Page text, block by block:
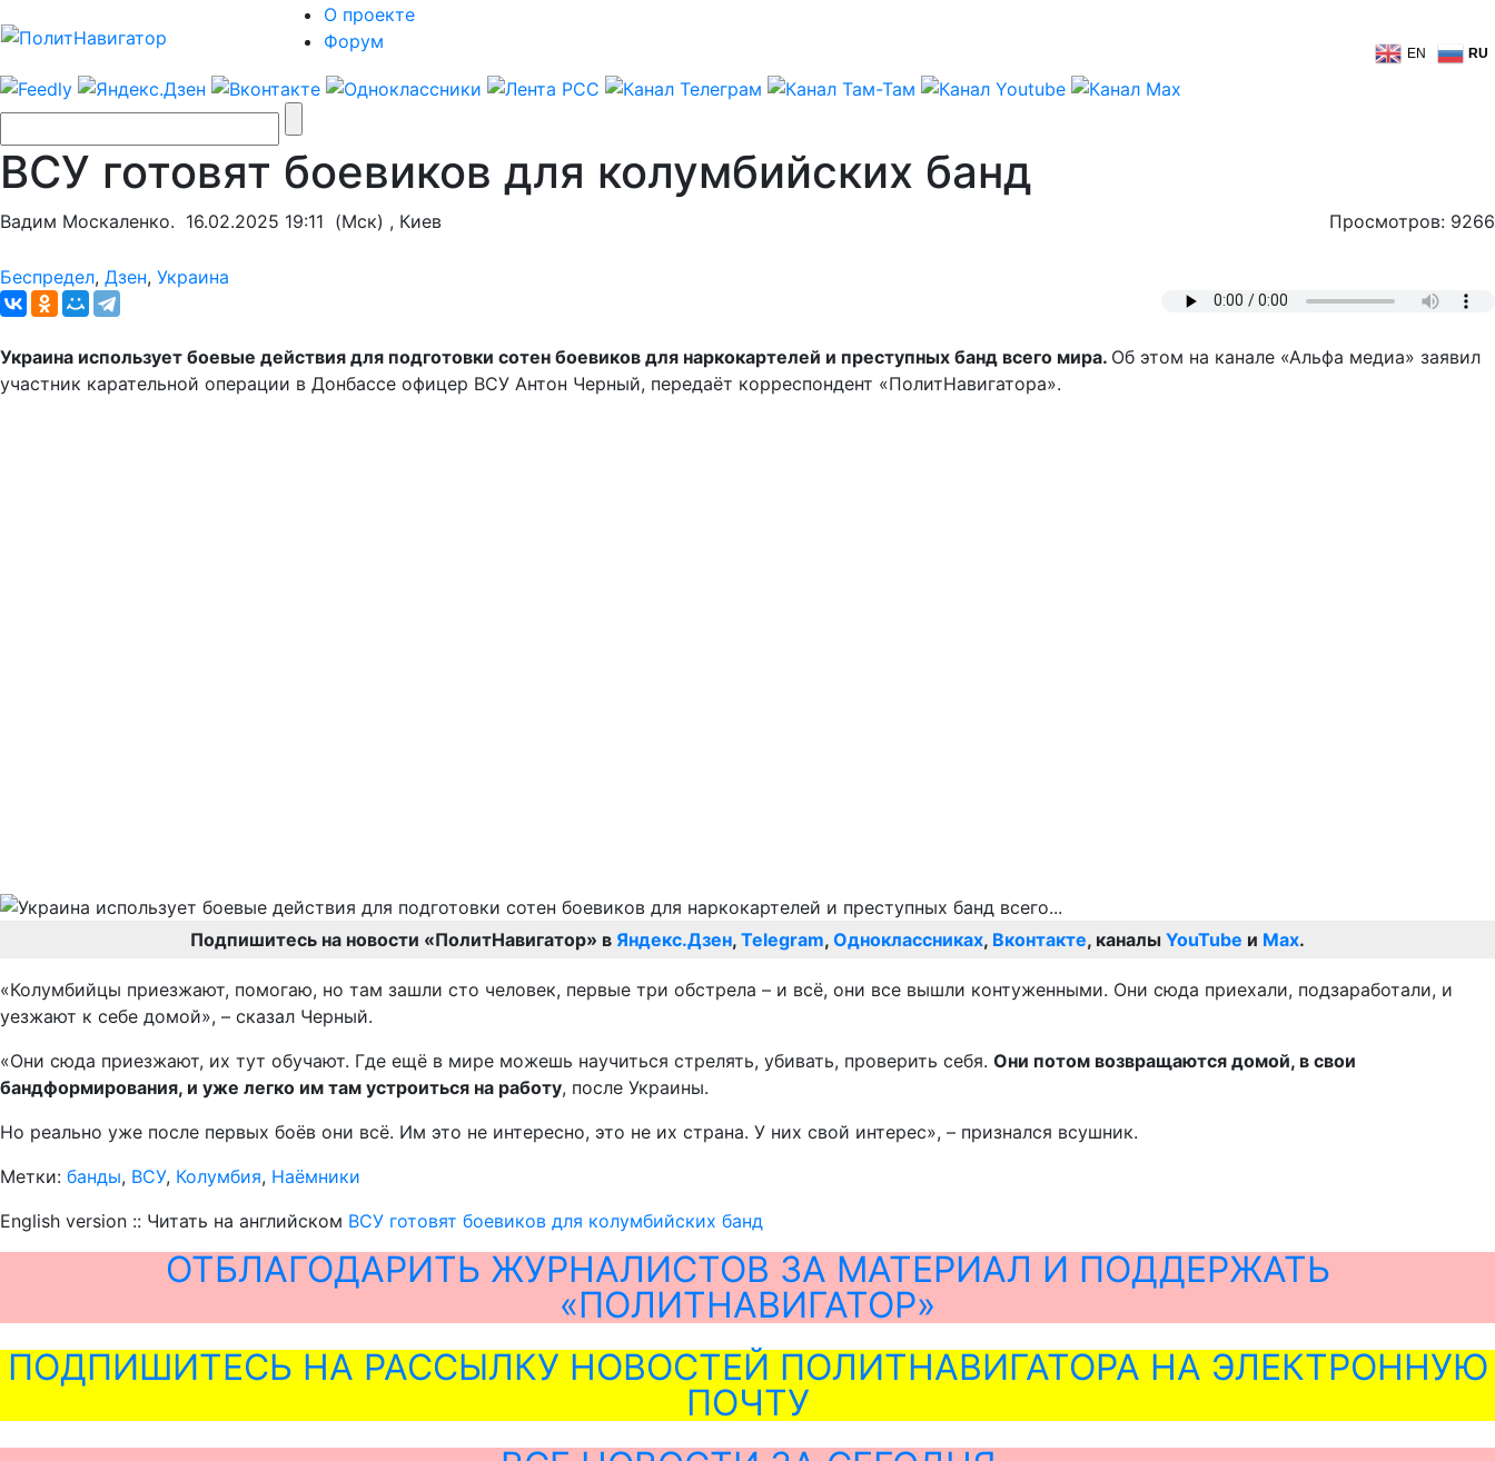
О проекте
Форум
EN RU
ВСУ готовят боевиков для колумбийских банд
Вадим Москаленко. 16.02.2025 19:11 (Мск) , Киев Просмотров: 9266
Беспредел, Дзен, Украина
Украина использует боевые действия для подготовки сотен боевиков для наркокартелей и преступных банд всего мира. Об этом на канале «Альфа медиа» заявил
участник карательной операции в Донбассе офицер ВСУ Антон Черный, передаёт корреспондент «ПолитНавигатора».
Подпишитесь на новости «ПолитНавигатор» в Яндекс.Дзен, Telegram, Одноклассниках, Вконтакте, каналы YouTube и Max.
«Колумбийцы приезжают, помогаю, но там зашли сто человек, первые три обстрела – и всё, они все вышли контуженными. Они сюда приехали, подзаработали, и
уезжают к себе домой», – сказал Черный.
«Они сюда приезжают, их тут обучают. Где ещё в мире можешь научиться стрелять, убивать, проверить себя. Они потом возвращаются домой, в свои
бандформирования, и уже легко им там устроиться на работу, после Украины.
Но реально уже после первых боёв они всё. Им это не интересно, это не их страна. У них свой интерес», – признался всушник.
Метки: банды, ВСУ, Колумбия, Наёмники
English version :: Читать на английском ВСУ готовят боевиков для колумбийских банд
ОТБЛАГОДАРИТЬ ЖУРНАЛИСТОВ ЗА МАТЕРИАЛ И ПОДДЕРЖАТЬ
«ПОЛИТНАВИГАТОР»
ПОДПИШИТЕСЬ НА РАССЫЛКУ НОВОСТЕЙ ПОЛИТНАВИГАТОРА НА ЭЛЕКТРОННУЮ
ПОЧТУ